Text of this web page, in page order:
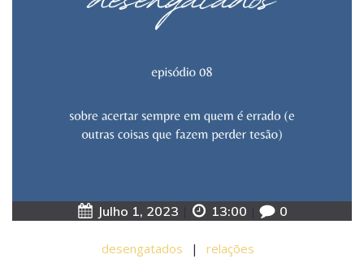
Julho 1, 2023 13:00 0
desengatados | relações